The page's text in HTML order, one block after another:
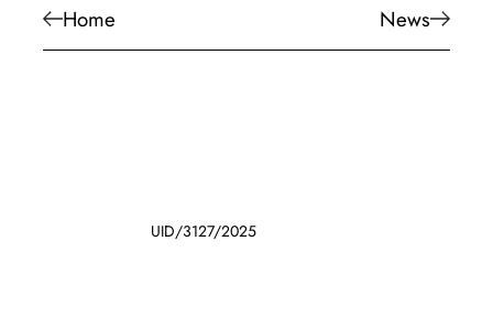
Home News
UID/3127/2025